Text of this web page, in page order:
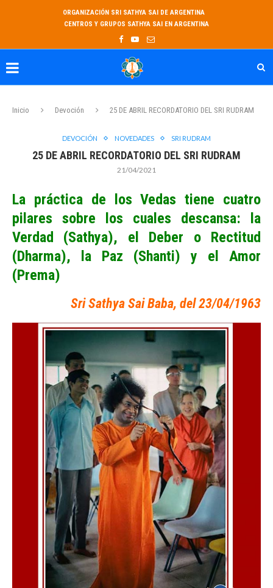
ORGANIZACIÓN SRI SATHYA SAI DE ARGENTINA
CENTROS Y GRUPOS SATHYA SAI EN ARGENTINA
Inicio Devoción 25 DE ABRIL RECORDATORIO DEL SRI RUDRAM
DEVOCIÓN NOVEDADES SRI RUDRAM
25 DE ABRIL RECORDATORIO DEL SRI RUDRAM
21/04/2021
La práctica de los Vedas tiene cuatro
pilares sobre los cuales descansa: la
Verdad (Sathya), el Deber o Rectitud
(Dharma), la Paz (Shanti) y el Amor
(Prema)
Sri Sathya Sai Baba, del 23/04/1963